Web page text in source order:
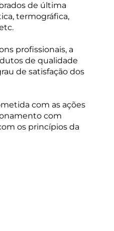
de última
termográfica,
profissionais, a
de qualidade
de satisfação dos
com as ações
com
os princípios da